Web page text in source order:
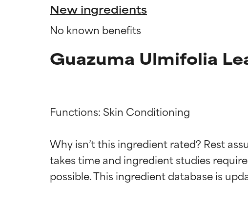
New ingredients
No known benefits
Guazuma Ulmifolia
Functions: Skin Conditioning
Why isn’t this ingredient rated? Rest
takes time and ingredient studies
OTTIMO
Comprovati e sostenuti
OTTIMO
Comprovati e sostenuti